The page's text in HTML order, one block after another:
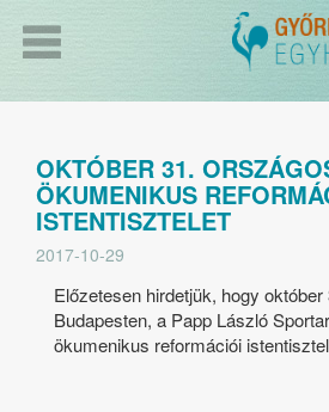
OKTÓBER 31.
ÖKUMENIKUS
ISTENTISZTELET
2017-10-29
Előzetesen hirdetjük, hogy
Budapesten, a Papp László
ökumenikus reformációi